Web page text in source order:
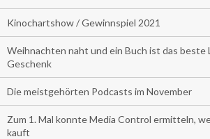
Kinochartshow / Gewinnspiel 2021
Weihnachten naht und ein Buch ist das beste
Geschenk
Die meistgehörten Podcasts im November
Zum 1. Mal konnte Media Control ermitteln,
kauft